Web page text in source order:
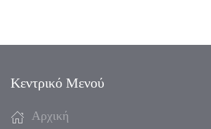
Κεντρικό Μενού
Αρχική